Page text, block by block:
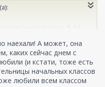
Вот от неё
важность ВУЗа.
наехали! А может, она
каких сейчас днем с
(и кстати, тоже есть
начальных классов
любили всем классом